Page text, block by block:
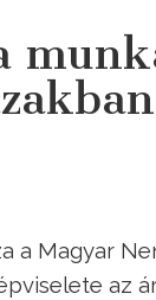
a Magyar
az